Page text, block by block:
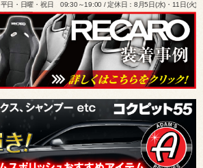
平日・日曜・祝日 09:30～19:00 / 定休日：8月5日(水)・11日(火)